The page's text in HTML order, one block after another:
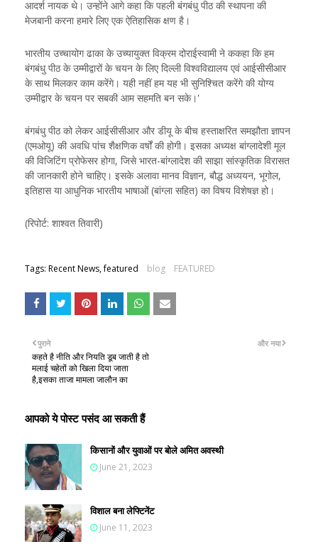
आदर्श नायक थे। उन्होंने आगे कहा कि पहली बंगबंधु पीठ की स्थापना की
मेजबानी करना हमारे लिए एक ऐतिहासिक क्षण है।
भारतीय उच्चायोग ढाका के उच्यायुक्त विक्रम दोराईस्वामी ने ककहा कि हम
बंगबंधु पीठ के उम्मीद्वारों के चयन के लिए दिल्ली विश्वविद्यालय एवं आईसीसीआर
के साथ मिलकर काम करेंगे। यही नहीं हम यह भी सुनिश्चित करेंगे की योग्य
उम्मीद्वार के चयन पर सबकी आम सहमति बन सके।'
बंगबंधु पीठ को लेकर आईसीसीआर और डीयू के बीच हस्ताक्षरित समझौता ज्ञापन
(एमओयू) की अवधि पांच शैक्षणिक वर्षों की होगी। इसका अध्यक्ष बांग्लादेशी मूल
की विजिटिंग प्रोफेसर होगा, जिसे भारत-बांग्लादेश की साझा सांस्कृतिक विरासत
की जानकारी होने चाहिए। इसके अलावा मानव विज्ञान, बौद्ध अध्ययन, भूगोल,
इतिहास या आधुनिक भारतीय भाषाओं (बांग्ला सहित) का विषय विशेषज्ञ हो।
(रिपोर्ट: शाश्वत तिवारी)
Tags: Recent News, featured blog FEATURED
और नया
पुराने
कहते है नीति और नियति डूब जाती है तो
मलाई चहेतों को खिला दिया जाता
है,इसका ताजा मामला जालौन का
आपको ये पोस्ट पसंद आ सकती हैं
किसानों और युवाओं पर बोले अमित अवस्थी
June 21, 2023
विशाल बना लेफ्टिनेंट
June 11, 2023